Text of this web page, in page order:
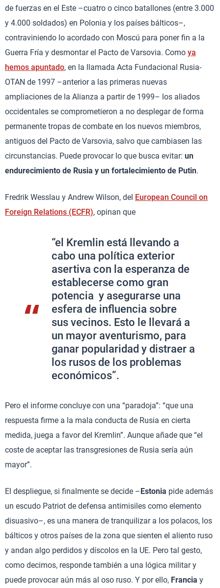
de fuerzas en el Este –cuatro o cinco batallones (entre 3.000
y 4.000 soldados) en Polonia y los países bálticos–,
contraviniendo lo acordado con Moscú para poner fin a la
Guerra Fría y desmontar el Pacto de Varsovia. Como ya
hemos apuntado, en la llamada Acta Fundacional Rusia-
OTAN de 1997 –anterior a las primeras nuevas
ampliaciones de la Alianza a partir de 1999– los aliados
occidentales se comprometieron a no desplegar de forma
permanente tropas de combate en los nuevos miembros,
antiguos del Pacto de Varsovia, salvo que cambiasen las
circunstancias. Puede provocar lo que busca evitar: un
endurecimiento de Rusia y un fortalecimiento de Putin.
Fredrik Wesslau y Andrew Wilson, del European Council on
Foreign Relations (ECFR), opinan que
“el Kremlin está llevando a
cabo una política exterior
asertiva con la esperanza de
establecerse como gran
potencia y asegurarse una
esfera de influencia sobre
sus vecinos. Esto le llevará a
un mayor aventurismo, para
ganar popularidad y distraer a
los rusos de los problemas
económicos”.
Pero el informe concluye con una “paradoja”: “que una
respuesta firme a la mala conducta de Rusia en cierta
medida, juega a favor del Kremlin”. Aunque añade que “el
coste de aceptar las transgresiones de Rusia sería aún
mayor”.
El despliegue, si finalmente se decide – Estonia pide además
un escudo Patriot de defensa antimisiles como elemento
disuasivo–, es una manera de tranquilizar a los polacos, los
bálticos y otros países de la zona que sienten el aliento ruso
y andan algo perdidos y díscolos en la UE. Pero tal gesto,
como decimos, responde también a una lógica militar y
puede provocar aún más al oso ruso. Y por ello, Francia y